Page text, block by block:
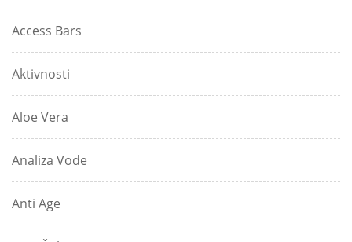
Access Bars
Aktivnosti
Aloe Vera
Analiza Vode
Anti Age